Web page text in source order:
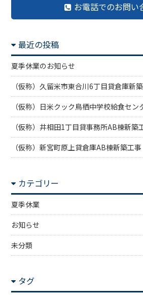
お電話でのお問い
最近の投稿
夏季休業のお知らせ
（仮称）久留米市東合川6丁目貸倉庫新
（仮称）日米クック鳥栖中学校給食セン
（仮称）井相田1丁目貸事務所AB棟新築
（仮称）新宮町原上貸倉庫AB棟新築工事
カテゴリー
夏季休業
お知らせ
未分類
タグ